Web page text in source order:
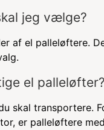
jeg vælge?
af el palleløftere.
el palleløfter?
skal transportere.
er palleløftere